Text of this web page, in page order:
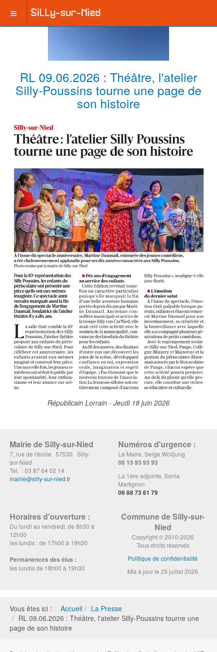
RL 09.06.2026 : Théâtre, l'atelier
Silly-Poussins tourne une page de
son histoire
Républicain Lorrain - Jeudi 18 juin 2026
Mairie de Silly-sur-Nied
7, rue de l'école 57530 Silly-
sur-Nied
Tel. : 03 87 64 02 14
mairie@silly-sur-nied.fr
Numéros d'urgence :
Le Maire, Serge Wolljung
06 13 93 93 93
La 1ère adjointe, Sonia
Martignon
06 88 73 61 79
Horaires d'ouverture :
Du lundi au vendredi, de 8h30 à
12h00
les lundis : de 17h00 à 19h30
Permanences des élus :
les lundis de 18h00 à 19h30
Commune de Silly-sur-
Nied
Copyright © 2010-2026
Tous droits réservés
Politique de confidentialité
Mis à jour le 25 juillet 2026
Vous êtes ici : Accueil
La Presse
RL 09.06.2026 : Théâtre, l'atelier Silly-Poussins tourne une
page de son histoire